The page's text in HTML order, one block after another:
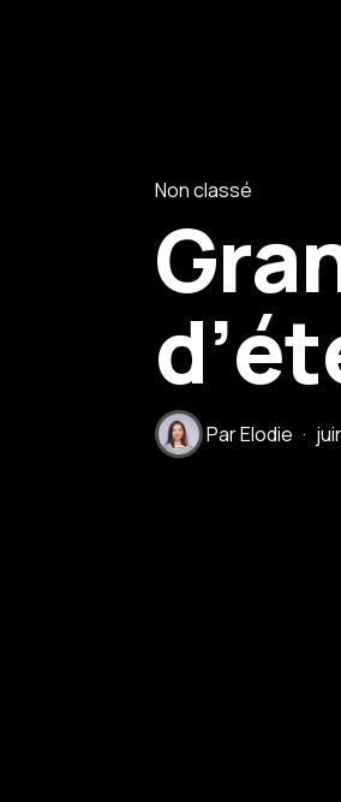
Non classé
ParElodie